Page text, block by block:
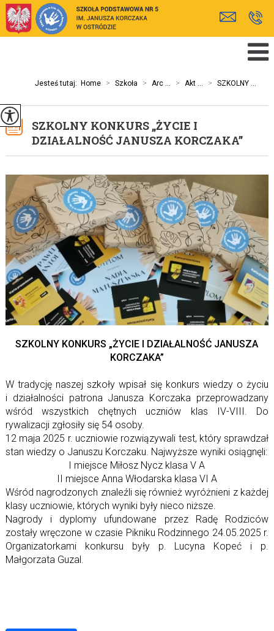
Jesteś tutaj: Home > Szkoła > Arc ... > Akt ... > SZKOLNY ...
SZKOLNY KONKURS „ŻYCIE I
DZIAŁALNOŚĆ JANUSZA KORCZAKA”
SZKOLNY KONKURS „ŻYCIE I DZIAŁALNOŚĆ JANUSZA
KORCZAKA”
W tradycję naszej szkoły wpisał się konkurs wiedzy o życiu
i działalności patrona Janusza Korczaka przeprowadzany
wśród wszystkich chętnych uczniów klas IV-VIII. Do
rywalizacji zgłosiły się 54 osoby.
12 maja 2025 r. uczniowie rozwiązywali test, który sprawdzał
stan wiedzy o Januszu Korczaku. Najwyższe wyniki osiągnęli:
I miejsce Miłosz Nycz klasa V A
II miejsce Anna Włodarska klasa VI A
Wśród nagrodzonych znaleźli się również wyróżnieni z każdej
klasy uczniowie, których wyniki były nieco niższe.
Nagrody i dyplomy ufundowane przez Radę Rodziców
zostały wręczone w czasie Pikniku Rodzinnego 24.05.2025 r.
Organizatorkami konkursu były p. Lucyna Kopeć i p.
Małgorzata Guzal.